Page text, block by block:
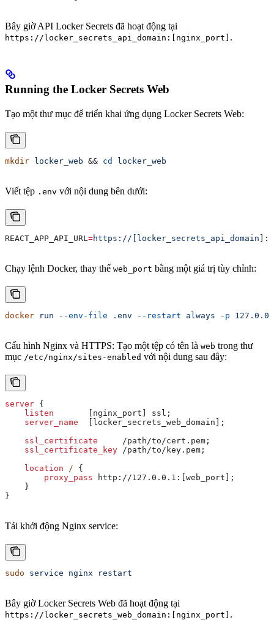
Bây giờ API Locker Secrets đã hoạt động tại
https://locker_secrets_api_domain:[nginx_port] .
Running the Locker Secrets Web
Tạo một thư mục để triển khai ứng dụng Locker Secrets Web:
mkdir locker_web && cd locker_web
Viết tệp .env với nội dung bên dưới:
REACT_APP_API_URL =https://[locker_secrets_api_domain
Chạy lệnh Docker, thay thế web_port bằng một giá trị tùy chỉnh:
docker run --env-file .env --restart always -p
Cấu hình Nginx và HTTPS: Tạo một tệp có tên là web trong thư
mục /etc/nginx/sites-enabled với nội dung sau đây:
server {
    listen
      [nginx_port] ssl;
    server_name
[locker_secrets_web_domain];
    ssl_certificate
    /path/to/cert.pem;
    ssl_certificate_key
/path/to/key.pem;
    location
/ {
        proxy_pass
http://127.0.0.1:[web_port];
    }
}
Tái khởi động Nginx service:
sudo service nginx restart
Bây giờ Locker Secrets Web đã hoạt động tại
https://locker_secrets_web_domain:[nginx_port] .